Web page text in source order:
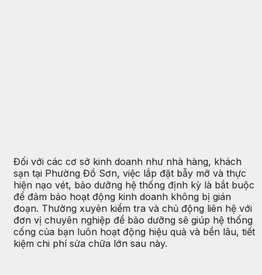
Đối với các cơ sở kinh doanh như nhà hàng, khách
sạn tại Phường Đồ Sơn, việc lắp đặt bẫy mỡ và thực
hiện nạo vét, bảo dưỡng hệ thống định kỳ là bắt buộc
để đảm bảo hoạt động kinh doanh không bị gián
đoạn. Thường xuyên kiểm tra và chủ động liên hệ với
đơn vị chuyên nghiệp để bảo dưỡng sẽ giúp hệ thống
cống của bạn luôn hoạt động hiệu quả và bền lâu, tiết
kiệm chi phí sửa chữa lớn sau này.